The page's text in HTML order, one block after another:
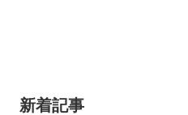
新着記事